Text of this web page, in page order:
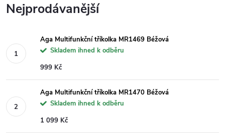
Nejprodávanější
Aga Multifunkční tříkolka MR1469 Béžová
Skladem ihned k odběru
999 Kč
Aga Multifunkční tříkolka MR1470 Béžová
Skladem ihned k odběru
1 099 Kč